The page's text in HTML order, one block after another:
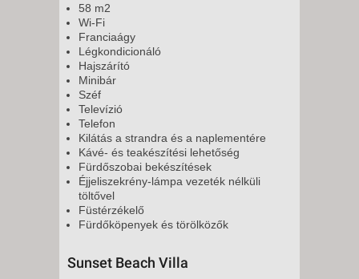
58 m2
Wi-Fi
Franciaágy
Légkondicionáló
Hajszárító
Minibár
Széf
Televízió
Telefon
Kilátás a strandra és a naplementére
Kávé- és teakészítési lehetőség
Fürdőszobai bekészítések
Éjjeliszekrény-lámpa vezeték nélküli
töltővel
Füstérzékelő
Fürdőköpenyek és törölközők
Sunset Beach Villa